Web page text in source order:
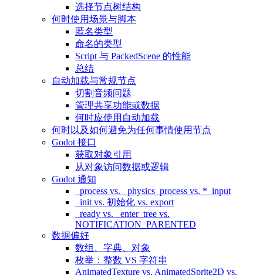
选择节点树结构
何时使用场景与脚本
匿名类型
命名的类型
Script 与 PackedScene 的性能
总结
自动加载与常规节点
切割音频问题
管理共享功能或数据
何时应使用自动加载
何时以及如何避免为任何事情使用节点
Godot 接口
获取对象引用
从对象访问数据或逻辑
Godot 通知
_process vs. _physics_process vs. *_input
_init vs. 初始化 vs. export
_ready vs. _enter_tree vs.
NOTIFICATION_PARENTED
数据偏好
数组、字典、对象
枚举：整数 VS 字符串
AnimatedTexture vs. AnimatedSprite2D vs.